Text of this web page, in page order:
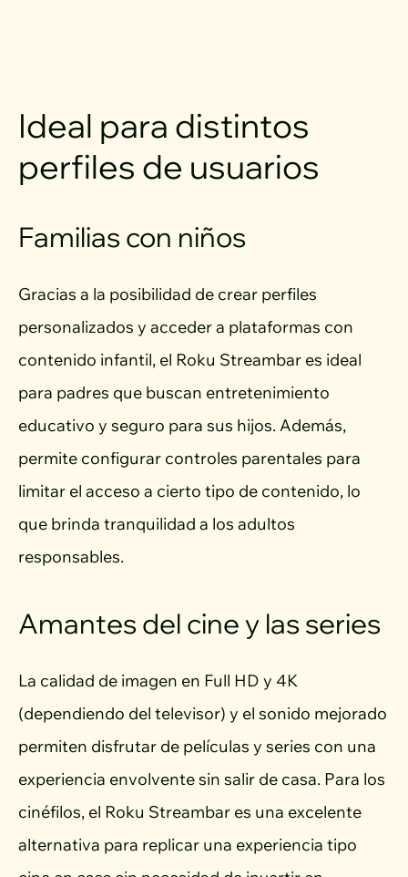
Ideal para distintos
perfiles de usuarios
Familias con niños
Gracias a la posibilidad de crear perfiles
personalizados y acceder a plataformas con
contenido infantil, el Roku Streambar es ideal
para padres que buscan entretenimiento
educativo y seguro para sus hijos. Además,
permite configurar controles parentales para
limitar el acceso a cierto tipo de contenido, lo
que brinda tranquilidad a los adultos
responsables.
Amantes del cine y las series
La calidad de imagen en Full HD y 4K
(dependiendo del televisor) y el sonido mejorado
permiten disfrutar de películas y series con una
experiencia envolvente sin salir de casa. Para los
cinéfilos, el Roku Streambar es una excelente
alternativa para replicar una experiencia tipo